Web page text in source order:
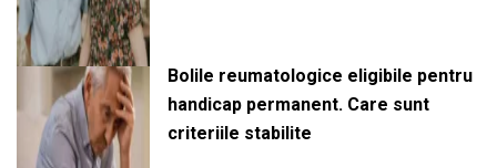
Bolile reumatologice eligibile pentru
handicap permanent. Care sunt
criteriile stabilite